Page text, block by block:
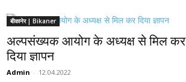
बीकानेर | Bikaner
अल्पसंख्यक आयोग के अध्यक्ष से मिल कर
दिया ज्ञापन
Admin - 12.04.2022